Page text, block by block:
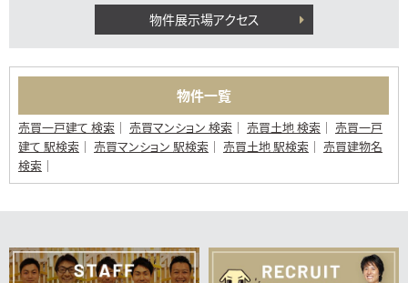
物件展示場アクセス
物件一覧
売買一戸建て 検索 売買マンション 検索 売買土地 検索
売買一戸
建て 駅検索
売買マンション 駅検索 売買土地 駅検索
売買建物名
検索